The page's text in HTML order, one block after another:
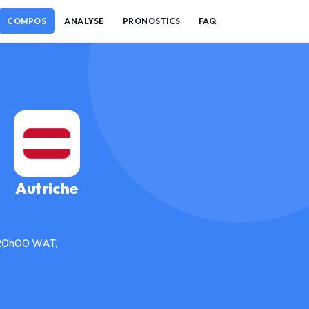
COMPOS ANALYSE PRONOSTICS FAQ
Autriche
WAT,